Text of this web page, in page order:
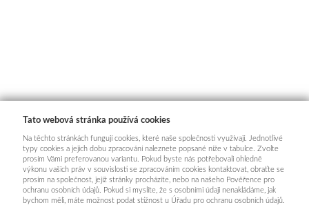
Tato webová stránka používá cookies
Na těchto stránkách fungují cookies, které naše společnosti využívají. Jednotlivé
typy cookies a jejich dobu zpracování naleznete popsané níže v tabulce. Zvolte
prosím Vámi preferovanou variantu. Pokud byste nás potřebovali ohledně
výkonu vašich práv v souvislosti se zpracováním cookies kontaktovat, obraťte se
prosím na společnost, jejíž stránky procházíte, nebo na našeho Pověřence pro
ochranu osobních údajů. Pokud si myslíte, že s osobními údaji nenakládáme, jak
bychom měli, máte možnost podat stížnost u Úřadu pro ochranu osobních údajů.